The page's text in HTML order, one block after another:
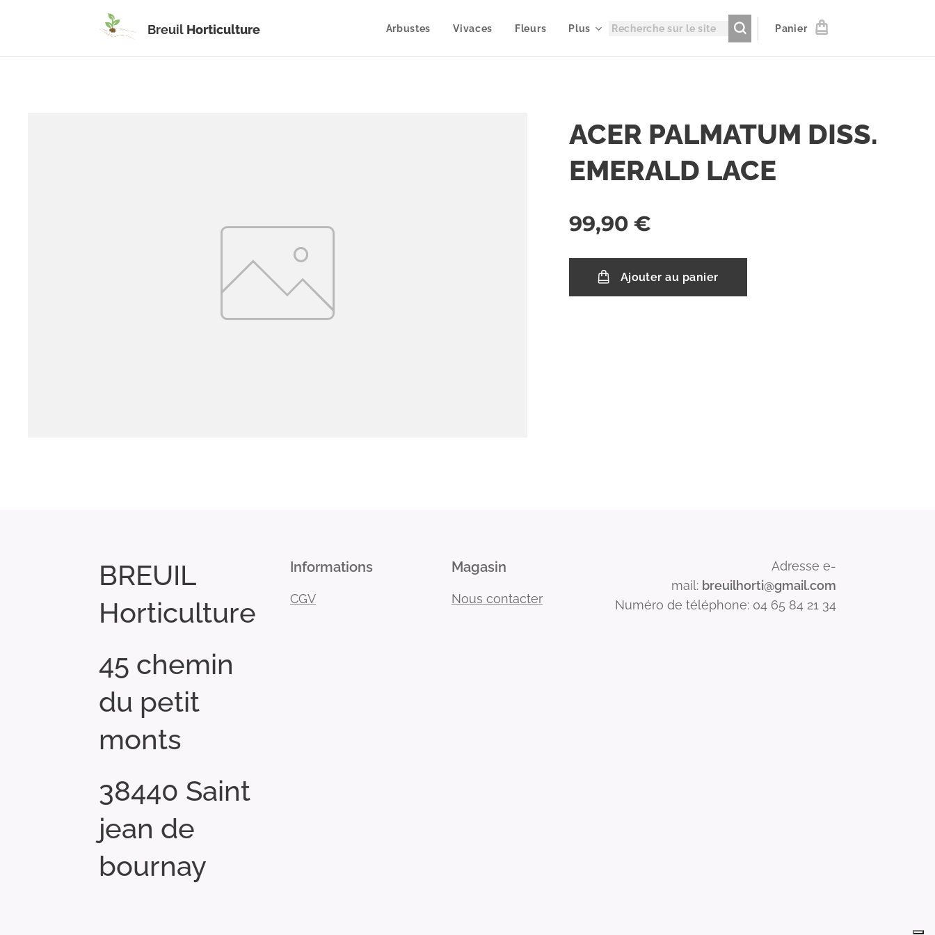
Breuil Horticulture Arbustes Vivaces Fleurs Plus Panier
ACER PALMATUM DISS.
EMERALD LACE
99,90 €
Ajouter au panier
BREUIL
Horticulture
45 chemin
du petit
monts
38440 Saint
jean de
bournay
Informations
CGV
Magasin
Nous contacter
Adresse e-
mail: breuilhorti@gmail.com
Numéro de téléphone: 04 65 84 21 34